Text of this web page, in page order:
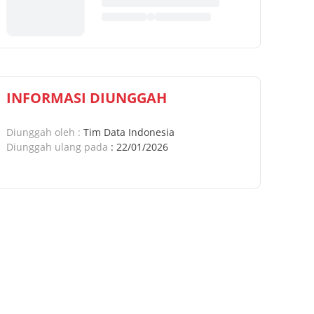
INFORMASI DIUNGGAH
Diunggah oleh : Tim Data Indonesia
Diunggah ulang pada : 22/01/2026